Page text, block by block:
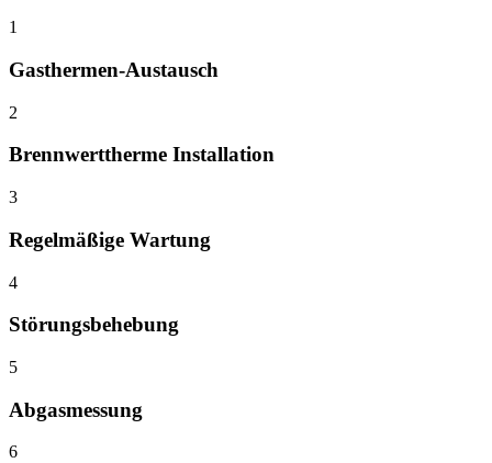
1
Gasthermen-Austausch
2
Brennwerttherme Installation
3
Regelmäßige Wartung
4
Störungsbehebung
5
Abgasmessung
6